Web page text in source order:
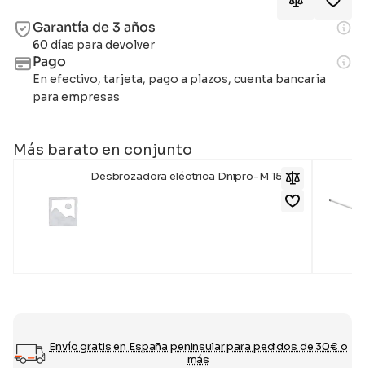
Garantía de 3 años
60 días para devolver
Pago
En efectivo, tarjeta, pago a plazos, cuenta bancaria
para empresas
Más barato en conjunto
Desbrozadora eléctrica Dnipro-M 150S
Envío gratis en España peninsular para pedidos de 30€ o
más